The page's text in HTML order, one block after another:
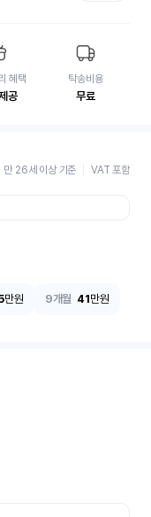
혜택
공
탁송비용
무료
만 26세 이상 기준 VAT 포함
만원 9개월 41만원